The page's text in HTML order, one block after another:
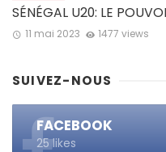
SÉNÉGAL U20: LE
11 mai 2023 1477 views
SUIVEZ-NOUS
FACEBOOK
25 likes